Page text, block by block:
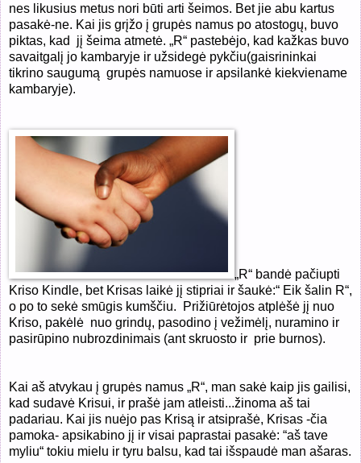
nes likusius metus nori būti arti šeimos. Bet jie abu kartus
pasakė-ne. Kai jis grįžo į grupės namus po atostogų, buvo
piktas, kad
jį šeima atmetė. „R“ pastebėjo, kad kažkas buvo
savaitgalį jo kambaryje ir užsidegė pykčiu(gaisrininkai
tikrino saugumą grupės namuose ir apsilankė kiekviename
kambaryje).
„R“ bandė pačiupti
Kriso Kindle, bet Krisas laikė jį stipriai ir šaukė:“ Eik šalin R“,
o po to sekė smūgis kumščiu.
Prižiūrėtojos atplėšė jį nuo
Kriso, pakėlė nuo grindų, pasodino į vežimėlį, nuramino ir
pasirūpino nubrozdinimais (ant skruosto ir prie burnos).
Kai aš atvykau į grupės namus „R“, man sakė kaip jis gailisi,
kad sudavė Krisui, ir prašė jam atleisti...žinoma aš tai
padariau. Kai jis nuėjo pas Krisą ir atsiprašė, Krisas -čia
pamoka- apsikabino jį ir visai paprastai pasakė: “aš tave
myliu“ tokiu mielu ir tyru balsu, kad tai išspaudė man ašaras.